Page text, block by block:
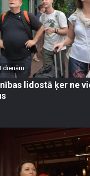
dienām
lidostā ķer ne